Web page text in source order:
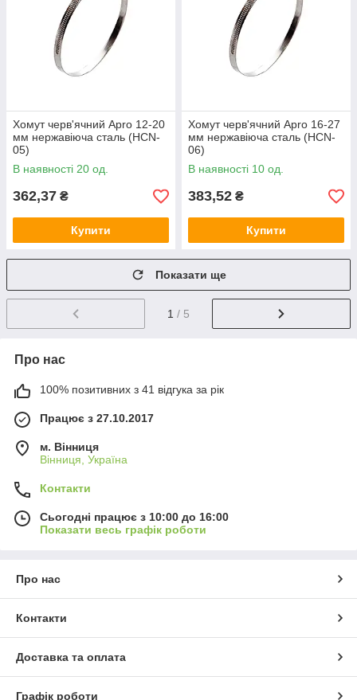
Хомут черв'ячний Apro 12-20
мм нержавіюча сталь (HCN-
05)
В наявності 20 од.
362,37 ₴
Купити
Хомут черв'ячний Apro 16-27
мм нержавіюча сталь (HCN-
06)
В наявності 10 од.
383,52 ₴
Купити
Показати ще
1 / 5
Про нас
100% позитивних з 41 відгука за рік
Працює з 27.10.2017
м. Вінниця
Вінниця, Україна
Контакти
Сьогодні працює з 10:00 до 16:00
Показати весь графік роботи
Про нас
Контакти
Доставка та оплата
Графік роботи